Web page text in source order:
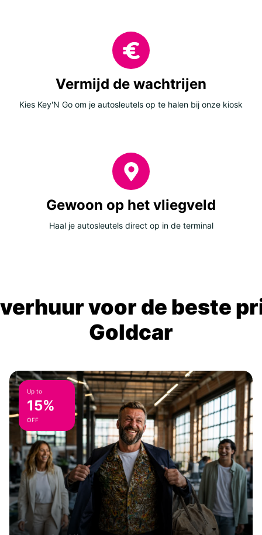
Vermijd de wachtrijen
Kies Key'N Go om je autosleutels op te halen bij onze kiosk
Gewoon op het vliegveld
Haal je autosleutels direct op in de terminal
voor de beste
Goldcar
Up to
15%
OFF